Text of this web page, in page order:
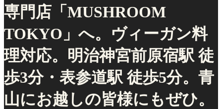
専門店「MUSHROOM
TOKYO」へ。ヴィーガン料
理対応。明治神宮前原宿駅 徒
歩3分・表参道駅 徒歩5分。青
山にお越しの皆様にもぜひ。